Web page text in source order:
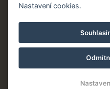
Nastavení cookies.